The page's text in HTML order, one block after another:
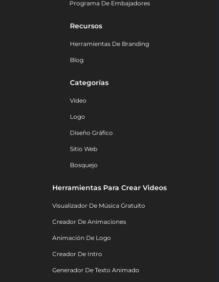
Programa De Embajadores
Recursos
Herramientas De Branding
Blog
Categorías
Vídeo
Logo
Diseño Gráfico
Sitio Web
Bosquejo
Herramientas Para Crear Videos
Visualizador De Música Gratuito
Creador De Animaciones
Animación De Logo
Creador De Intro
Generador De Texto Animado